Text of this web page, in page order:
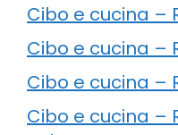
Cibo e cucina –
Cibo e cucina –
Cibo e cucina –
Cibo e cucina –